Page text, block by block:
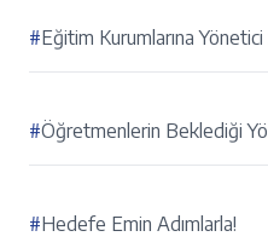
#Eğitim Kurumlarına Yönetici
#Öğretmenlerin Beklediği
#Hedefe Emin Adımlarla!